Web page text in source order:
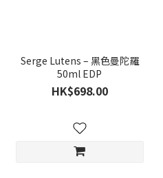
Serge Lutens – 黑色曼陀羅
50ml EDP
HK$698.00